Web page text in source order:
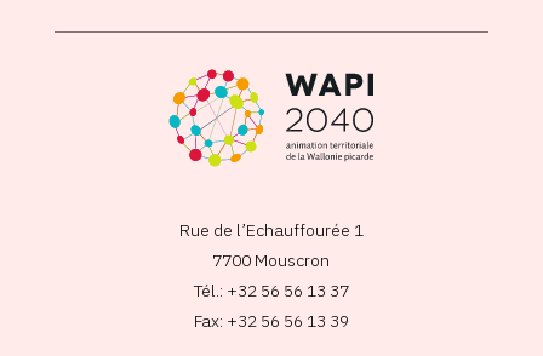
Rue de l’Echauffourée 1
7700 Mouscron
Tél.: +32 56 56 13 37
Fax: +32 56 56 13 39